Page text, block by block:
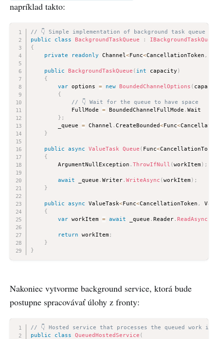
napríklad takto:
// 👇 Simple implementation of background task queue
public
class BackgroundTaskQueue :
IBackgroundTaskQueue
{
private
readonly Channel<Func<CancellationToken ,
public BackgroundTaskQueue ( int capacity )
{
var options = new BoundedChannelOptions (
{
// 👇 Wait for the queue to have space
            FullMode
= BoundedChannelFullMode . Wait
} ;
        _queue
= Channel . CreateBounded<Func<
}
public async ValueTask Queue ( Func<CancellationToken
{
        ArgumentNullException
. ThrowIfNull ( workItem ) ;
await _queue . Writer. WriteAsync ( workItem ) ;
}
public async ValueTask<Func<CancellationToken ,
{
var workItem = await _queue . Reader. ReadAsync
return workItem ;
}
}
Nakoniec vytvorme background service, ktorá bude
postupne spracovávať úlohy z fronty:
// 👇 Hosted service that processes the queued work
public
class QueuedHostedService (